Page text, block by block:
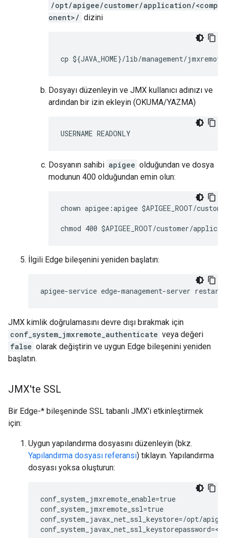
/opt/apigee/customer/application/<comp
onent>/ dizini
cp ${JAVA_HOME}/lib/management/
Dosyayı düzenleyin ve JMX kullanıcı adınızı ve
ardından bir izin ekleyin (OKUMA/YAZMA)
USERNAME READONLY
Dosyanın sahibi apigee olduğundan ve dosya
modunun 400 olduğundan emin olun:
chown apigee:apigee $APIGEE_ROOT/
chmod 400 $APIGEE_ROOT/customer/
İlgili Edge bileşenini yeniden başlatın:
apigee-service edge-management-server restart
JMX kimlik doğrulamasını devre dışı bırakmak için
conf_system_jmxremote_authenticate veya değeri
false olarak değiştirin ve uygun Edge bileşenini yeniden
başlatın.
JMX'te SSL
Bir Edge-* bileşeninde SSL tabanlı JMX'i etkinleştirmek
için:
Uygun yapılandırma dosyasını düzenleyin (bkz.
Yapılandırma dosyası referansı) tıklayın. Yapılandırma
dosyası yoksa oluşturun:
conf_system_jmxremote_enable=true
conf_system_jmxremote_ssl=true
conf_system_javax_net_ssl_keystore=/opt/